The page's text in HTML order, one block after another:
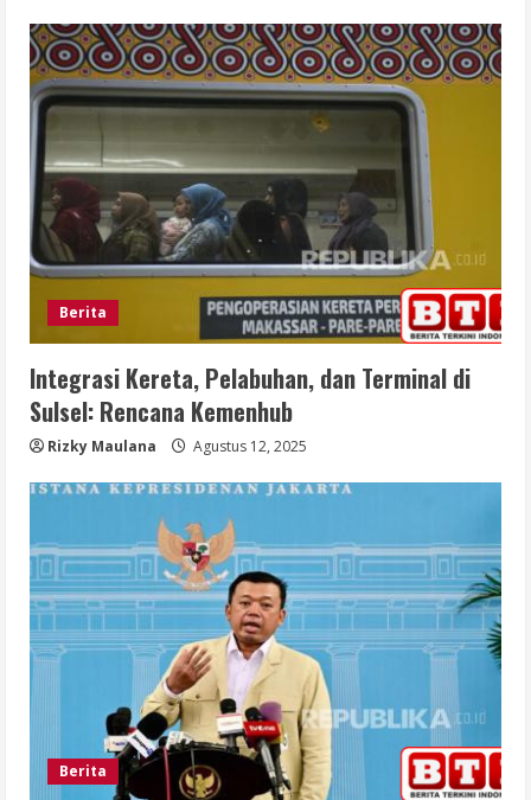
Berita
Integrasi Kereta, Pelabuhan, dan Terminal di
Sulsel: Rencana Kemenhub
Rizky Maulana Agustus 12, 2025
Berita